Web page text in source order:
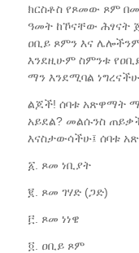
ክርስቶስ የጾመው ጾም
ዓመት ከኾናቸው ሕፃናት
ዐቢይ ጾምን እና
እንደዚሁም ስምንቱ
ማን እንደሚባል ነግረናችሁ
ልጆች! ሰባቱ አጽዋማት
አይደል? መልሱንስ
እናስታውሳችሁ፤ ሰባቱ
፩. ጾመ ነቢያት
፪. ጾመ ገሃድ (ጋድ)
፫. ጾመ ነነዌ
፬. ዐቢይ ጾም